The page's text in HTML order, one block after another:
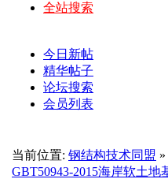
全站搜索
今日新帖
精华帖子
论坛搜索
会员列表
当前位置: 钢结构技术同盟 »
GBT50943-2015海岸软土